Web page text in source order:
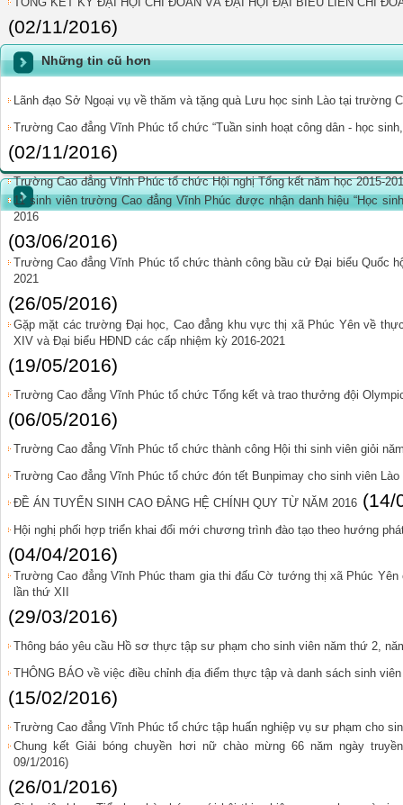
(02/11/2016)
Những tin cũ hơn
Lãnh đạo Sở Ngoại vụ về thăm và tặng quà Lưu học sinh Lào tại trường
Trường Cao đẳng Vĩnh Phúc tổ chức “Tuần sinh hoạt công dân - học
(02/11/2016)
Trường Cao đẳng Vĩnh Phúc tổ chức Hội nghị Tổng kết năm học 2015-
11 sinh viên trường Cao đẳng Vĩnh Phúc được nhận danh hiệu “Học
2016
(03/06/2016)
Trường Cao đẳng Vĩnh Phúc tổ chức thành công bầu cử Đại biểu Quốc
2021
(26/05/2016)
Gặp mặt các trường Đại học, Cao đẳng khu vực thị xã Phúc Yên về
XIV và Đại biểu HĐND các cấp nhiệm kỳ 2016-2021
(19/05/2016)
Trường Cao đẳng Vĩnh Phúc tổ chức Tổng kết và trao thưởng đội
(06/05/2016)
Trường Cao đẳng Vĩnh Phúc tổ chức thành công Hội thi sinh viên giỏi
Trường Cao đẳng Vĩnh Phúc tổ chức đón tết Bunpimay cho sinh viên Lào
ĐỀ ÁN TUYỂN SINH CAO ĐẲNG HỆ CHÍNH QUY TỪ NĂM 2016 (14/
Hội nghị phối hợp triển khai đổi mới chương trình đào tạo theo hướng
(04/04/2016)
Trường Cao đẳng Vĩnh Phúc tham gia thi đấu Cờ tướng thị xã Phúc
lần thứ XII
(29/03/2016)
Thông báo yêu cầu Hồ sơ thực tập sư phạm cho sinh viên năm thứ 2,
THÔNG BÁO về việc điều chỉnh địa điểm thực tập và danh sách sinh
(15/02/2016)
Trường Cao đẳng Vĩnh Phúc tổ chức tập huấn nghiệp vụ sư phạm cho
Chung kết Giải bóng chuyền hơi nữ chào mừng 66 năm ngày
09/1/2016)
(26/01/2016)